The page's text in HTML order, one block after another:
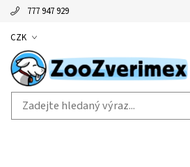
777 947 929
CZK